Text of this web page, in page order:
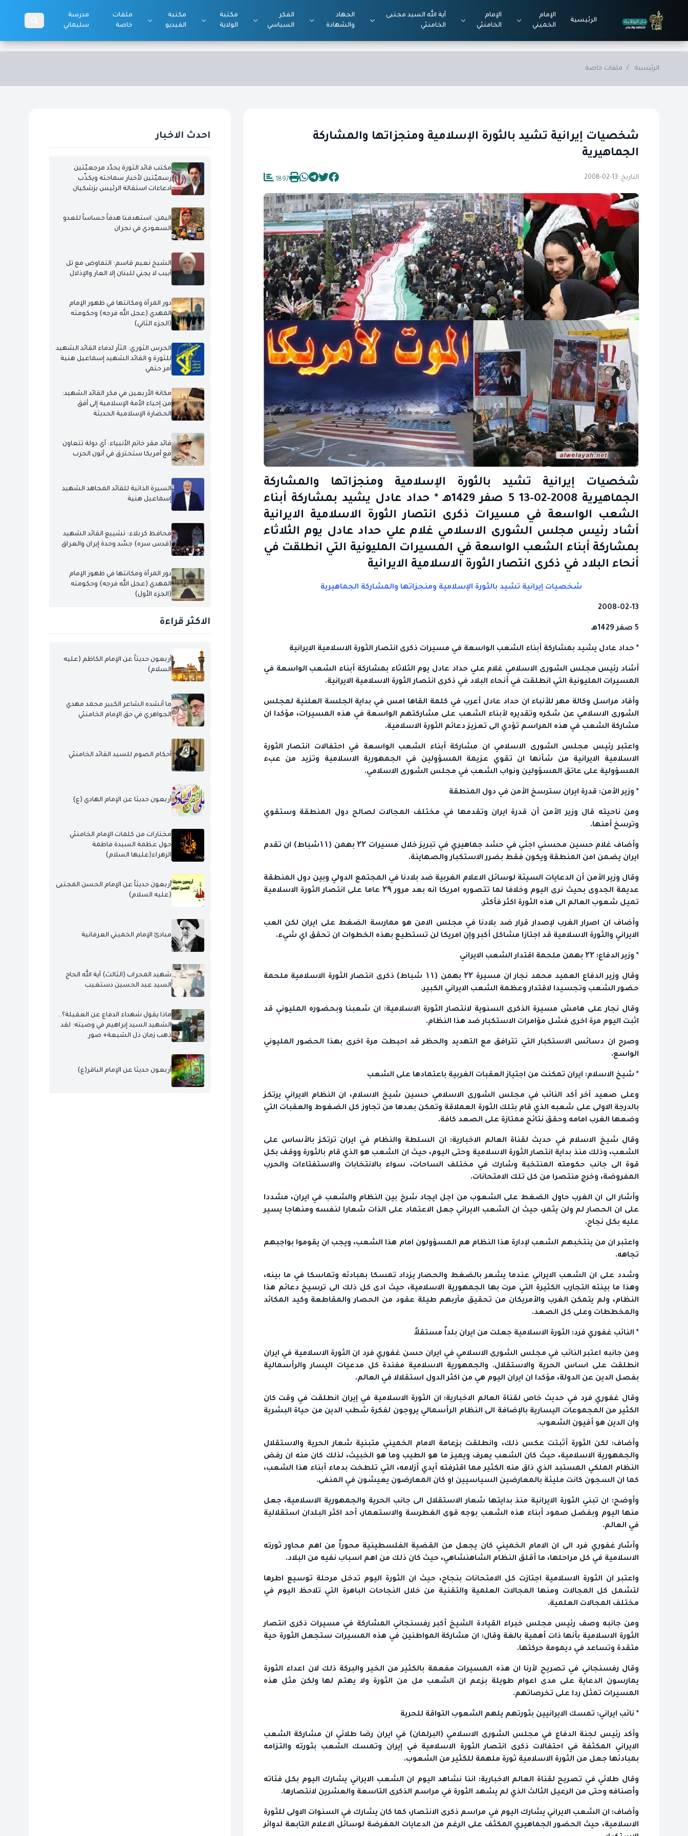
الرئيسية
الإمام
الخميني
الإمام
الخامنئي
آية الله السيد مجتبى
الخامنئي
الجهاد
والشهادة
الفكر
السياسي
مكتبة
الولاية
مكتبة
الفيديو
ملفات
خاصة
مدرسة
سليماني
الرئيسية / ملفات خاصة
شخصيات إيرانية تشيد بالثورة الإسلامية ومنجزاتها والمشاركة
الجماهيرية
التاريخ: 13-02-2008 1897
شخصيات إيرانية تشيد بالثورة الإسلامية ومنجزاتها والمشاركة
الجماهيرية 2008-02-13 5 صفر 1429هـ * حداد عادل يشيد بمشاركة أبناء
الشعب الواسعة في مسيرات ذكرى انتصار الثورة الاسلامية الايرانية
أشاد رئيس مجلس الشورى الاسلامي غلام علي حداد عادل يوم الثلاثاء
بمشاركة أبناء الشعب الواسعة في المسيرات المليونية التي انطلقت في
أنحاء البلاد في ذكرى انتصار الثورة الاسلامية الايرانية
شخصيات إيرانية تشيد بالثورة الإسلامية ومنجزاتها والمشاركة الجماهيرية
2008-02-13
5 صفر 1429هـ
* حداد عادل يشيد بمشاركة أبناء الشعب الواسعة في مسيرات ذكرى انتصار الثورة الاسلامية الايرانية
أشاد رئيس مجلس الشورى الاسلامي غلام علي حداد عادل يوم الثلاثاء بمشاركة أبناء الشعب الواسعة في
المسيرات المليونية التي انطلقت في أنحاء البلاد في ذكرى انتصار الثورة الاسلامية الايرانية.
وأفاد مراسل وكالة مهر للأنباء ان حداد عادل أعرب في كلمة القاها امس في بداية الجلسة العلنية لمجلس
الشورى الاسلامي عن شكره وتقديره لأبناء الشعب على مشاركتهم الواسعة في هذه المسيرات، مؤكدا ان
مشاركة الشعب في هذه المراسم تؤدي الى تعزيز دعائم الثورة الاسلامية.
واعتبر رئيس مجلس الشورى الاسلامي ان مشاركة أبناء الشعب الواسعة في احتفالات انتصار الثورة
الاسلامية الايرانية من شأنها ان تقوي عزيمة المسؤولين في الجمهورية الاسلامية وتزيد من عبء
المسؤولية على عاتق المسؤولين ونواب الشعب في مجلس الشورى الاسلامي.
* وزير الأمن: قدرة ايران سترسخ الأمن في دول المنطقة
ومن ناحيته قال وزير الأمن أن قدرة ايران وتقدمها في مختلف المجالات لصالح دول المنطقة وستقوي
وترسخ أمنها.
وأضاف غلام حسين محسني اجئي في حشد جماهيري في تبريز خلال مسيرات ۲۲ بهمن (۱۱شباط) ان تقدم
ايران يضمن امن المنطقة ويكون فقط بضرر الاستكبار والصهاينة.
وقال وزير الأمن أن الدعايات السيئة لوسائل الاعلام الغربية ضد بلادنا في المجتمع الدولي وبين دول المنطقة
عديمة الجدوى بحيث نرى اليوم وخلافا لما تتصوره امريكا انه بعد مرور ۲۹ عاما على انتصار الثورة الاسلامية
تميل شعوب العالم الى هذه الثورة اكثر فأكثر.
وأضاف ان اصرار الغرب لإصدار قرار ضد بلادنا في مجلس الامن هو ممارسة الضغط على ايران لكن العب
الايراني والثورة الاسلامية قد اجتازا مشاكل أكبر وإن امريكا لن تستطيع بهذه الخطوات ان تحقق اي شيء.
* وزير الدفاع: ۲۲ بهمن ملحمة اقتدار الشعب الايراني
وقال وزير الدفاع العميد محمد نجار ان مسيرة ۲۲ بهمن (۱۱ شباط) ذكرى انتصار الثورة الاسلامية ملحمة
حضور الشعب وتجسيدا لاقتدار وعظمة الشعب الايراني الكبير.
وقال نجار على هامش مسيرة الذكرى السنوية لانتصار الثورة الاسلامية: ان شعبنا وبحضوره المليوني قد
اثبت اليوم مرة اخرى فشل مؤامرات الاستكبار ضد هذا النظام.
وصرح ان دسائس الاستكبار التي تترافق مع التهديد والحظر قد احبطت مرة اخرى بهذا الحضور المليوني
الواسع.
* شيخ الاسلام: ايران تمكنت من اجتياز العقبات الغربية باعتمادها على الشعب
وعلى صعيد آخر أكد النائب في مجلس الشورى الاسلامي حسين شيخ الاسلام، ان النظام الايراني يرتكز
بالدرجة الاولى على شعبه الذي قام بتلك الثورة العملاقة وتمكن بعدها من تجاوز كل الضغوط والعقبات التي
وضعها الغرب امامه وحقق نتائج ممتازة على الصعد كافة.
وقال شيخ الاسلام في حديث لقناة العالم الاخبارية: ان السلطة والنظام في ايران ترتكز بالأساس على
الشعب، وذلك منذ بداية انتصار الثورة الاسلامية وحتى اليوم، حيث ان الشعب هو الذي قام بالثورة ووقف بكل
قوة الى جانب حكومته المنتخبة وشارك في مختلف الساحات، سواء بالانتخابات والاستفتاءات والحرب
المفروضة، وخرج منتصرا من كل تلك الامتحانات.
وأشار الى ان الغرب حاول الضغط على الشعوب من اجل ايجاد شرخ بين النظام والشعب في ايران، مشددا
على ان الحصار لم ولن يثمر، حيث ان الشعب الايراني جعل الاعتماد على الذات شعارا لنفسه ومنهاجا يسير
عليه بكل نجاح.
واعتبر ان من ينتخبهم الشعب لإدارة هذا النظام هم المسؤولون امام هذا الشعب، ويجب ان يقوموا بواجبهم
تجاهه.
وشدد على ان الشعب الايراني عندما يشعر بالضغط والحصار يزداد تمسكا بمبادئه وتماسكا في ما بينه،
وهذا ما بينته التجارب الكثيرة التي مرت بها الجمهورية الاسلامية، حيث ادى كل ذلك الى ترسيخ دعائم هذا
النظام، ولم يتمكن الغرب والأمريكان من تحقيق مآربهم طيلة عقود من الحصار والمقاطعة وكيد المكائد
والمخططات وعلى كل الصعد.
* النائب غفوري فرد: الثورة الاسلامية جعلت من ايران بلداً مستقلاً
ومن جانبه اعتبر النائب في مجلس الشورى الاسلامي في ايران حسن غفوري فرد ان الثورة الاسلامية في ايران
انطلقت على اساس الحرية والاستقلال. والجمهورية الاسلامية مفندة كل مدعيات اليسار والرأسمالية
بفصل الدين عن الدولة، مؤكدا ان ايران اليوم هي من اكثر الدول استقلالا في العالم.
وقال غفوري فرد في حديث خاص لقناة العالم الاخبارية: ان الثورة الاسلامية في إيران انطلقت في وقت كان
الكثير من المجموعات اليسارية بالإضافة الى النظام الرأسمالي يروجون لفكرة شطب الدين من حياة البشرية
وان الدين هو أفيون الشعوب.
وأضاف: لكن الثورة أثبتت عكس ذلك، وانطلقت بزعامة الامام الخميني متبنية شعار الحرية والاستقلال
والجمهورية الاسلامية، حيث كان الشعب يعرف ويميز ما هو الطيب وما هو الخبيث، لذلك كان منه ان رفض
النظام الملكي المستبد الذي ذاق منه الكثير مما اقترفته أيدي أزلامه، التي تلطخت بدماء أبناء هذا الشعب،
كما ان السجون كانت مليئة بالمعارضين السياسيين او كان المعارضون يعيشون في المنفى.
وأوضح: ان تبني الثورة الايرانية منذ بدايتها شعار الاستقلال الى جانب الحرية والجمهورية الاسلامية، جعل
منها اليوم وبفضل صمود أبناء هذه الشعب بوجه قوى الغطرسة والاستعمار، أحد اكثر البلدان استقلالية
في العالم.
وأشار غفوري فرد الى ان الامام الخميني كان يجعل من القضية الفلسطينية محوراً من اهم محاور ثورته
الاسلامية في كل مراحلها، ما أقلق النظام الشاهنشاهي، حيث كان ذلك من اهم اسباب نفيه من البلاد.
واعتبر ان الثورة الاسلامية اجتازت كل الامتحانات بنجاح، حيث ان الثورة اليوم تدخل مرحلة توسيع اطرها
لتشمل كل المجالات ومنها المجالات العلمية والتقنية من خلال النجاحات الباهرة التي تلاحظ اليوم في
مختلف المجالات العلمية.
ومن جانبه وصف رئيس مجلس خبراء القيادة الشيخ أكبر رفسنجاني المشاركة في مسيرات ذكرى انتصار
الثورة الاسلامية بأنها ذات أهمية بالغة وقال: ان مشاركة المواطنين في هذه المسيرات ستجعل الثورة حية
متقدة وتساعد في ديمومة حركتها.
وقال رفسنجاني في تصريح لأرنا ان هذه المسيرات مفعمة بالكثير من الخير والبركة ذلك لان اعداء الثورة
يمارسون الدعاية على مدى اعوام طويلة بزعم ان الشعب مل من الثورة ولا يهتم لها ولكن مثل هذه
المسيرات تمثل ردا على تخرصاتهم.
* نائب ايراني: تمسك الايرانيين بثورتهم يلهم الشعوب التواقة للحرية
وأكد رئيس لجنة الدفاع في مجلس الشورى الاسلامي (البرلمان) في ايران رضا طلائي ان مشاركة الشعب
الايراني المكثفة في احتفالات ذكرى انتصار الثورة الاسلامية في إيران وتمسك الشعب بثورته والتزامه
بمبادئها جعل من الثورة الاسلامية ثورة ملهمة للكثير من الشعوب.
وقال طلائي في تصريح لقناة العالم الاخبارية: اننا نشاهد اليوم ان الشعب الايراني يشارك اليوم بكل فئاته
وأصنافه وحتى من الرعيل الثالث الذي لم يشهد الثورة في مراسم الذكرى التاسعة والعشرين لانتصارها.
وأضاف: ان الشعب الايراني يشارك اليوم في مراسم ذكرى الانتصار، كما كان يشارك في السنوات الاولى للثورة
الاسلامية، حيث الحضور الجماهيري المكثف على الرغم من الدعايات المغرضة لوسائل الاعلام التابعة لدوائر
احدث الاخبار
مكتب قائد الثورة يحدّد مرجعيّتين
رسميّتين لأخبار سماحته ويكذّب
ادعاءات استقالة الرئيس بزشكيان
اليمن: استهدفنا هدفاً حساساً للعدو
السعودي في نجران
الشيخ نعيم قاسم: التفاوض مع تل
أبيب لا يجني للبنان إلا العار والإذلال
دور المرأة ومكانتها في ظهور الإمام
المهدي (عجل الله فرجه) وحكومته
(الجزء الثاني)
الحرس الثوري: الثأر لدماء القائد الشهيد
للثورة و القائد الشهيد إسماعيل هنية
أمر حتمي
مكانة الأربعين في فكر القائد الشهيد:
من إحياء الأمة الإسلامية إلى أفق
الحضارة الإسلامية الحديثة
قائد مقر خاتم الأنبياء: أي دولة تتعاون
مع أمريكا ستحترق في أتون الحرب
السيرة الذاتية للقائد المجاهد الشهيد
إسماعيل هنية
محافظ كربلاء: تشييع القائد الشهيد
(قدس سره) جسّد وحدة إيران والعراق
دور المرأة ومكانتها في ظهور الإمام
المهدي (عجل الله فرجه) وحكومته
(الجزء الأول)
الاكثر قراءة
أربعون حديثاً عن الإمام الكاظم (عليه
السلام)
ما أنشده الشاعر الكبير محمد مهدي
الجواهري في حق الإمام الخامنئي
أحكام الصوم للسيد القائد الخامنئي
أربعون حديثا عن الإمام الهادي (ع)
مختارات من كلمات الإمام الخامنئي
حول عظمة السيدة فاطمة
الزهراء(عليها السلام)
أربعون حديثاً عن الإمام الحسن المجتبى
(عليه السلام)
مبادئ الإمام الخميني العرفانية
شهيد المحراب (الثالث) آية الله الحاج
السيد عبد الحسين دستغيب
ماذا يقول شهداء الدفاع عن العقيلة؟..
الشهيد السيد إبراهيم في وصيته: لقد
ذهب زمان ذل الشيعة+ صور
أربعون حديثا عن الإمام الباقر(ع)